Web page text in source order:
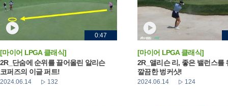
0:47
[마이어 LPGA 클래식]
2R_단숨에 순위를 끌어올린 알리슨
코퍼즈의 이글 퍼트!
2024.06.14 132
[마이어 LPGA 클래식]
2R_앨리슨 리, 좋은 밸런스를
깔끔한 벙커샷!
2024.06.14 124